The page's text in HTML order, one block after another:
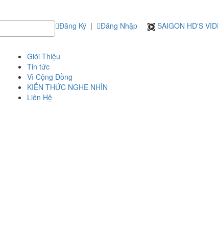
Đăng Ký | Đăng Nhập SAIGON HD'S
Giới Thiệu
Tin tức
Vì Cộng Đồng
KIẾN THỨC NGHE NHÌN
Liên Hệ